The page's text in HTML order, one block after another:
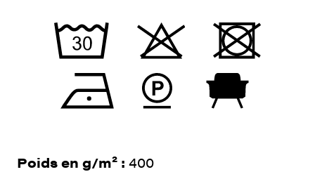
Poids en g/m² : 400